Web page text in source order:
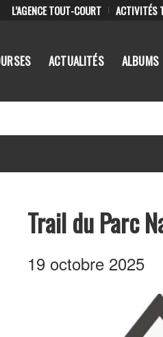
L’AGENCE TOUT-COURT ACTIVITÉS
ACTUALITÉS ALBUMS
Trail du Parc
19 octobre 2025